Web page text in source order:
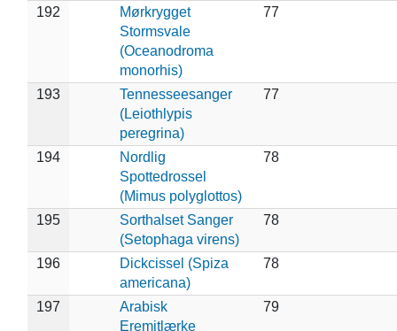
192
Mørkrygget
Stormsvale
(Oceanodroma
monorhis)
77
193
Tennesseesanger
(Leiothlypis
peregrina)
77
194
Nordlig
Spottedrossel
(Mimus polyglottos)
78
195
Sorthalset Sanger
(Setophaga virens)
78
196
Dickcissel (Spiza
americana)
78
197
Arabisk
Eremitlærke
79